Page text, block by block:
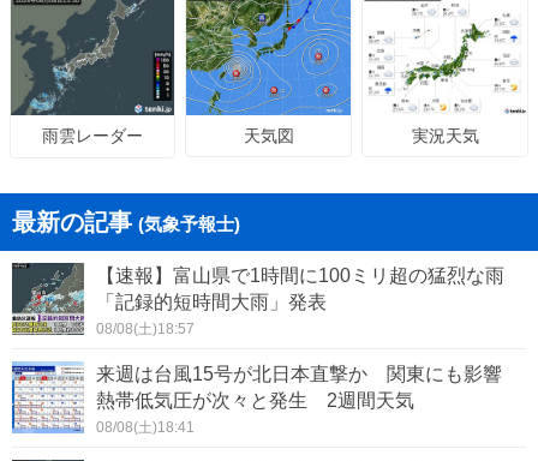
雨雲レーダー 天気図 実況天気
最新の記事 (気象予報士)
【速報】富山県で1時間に100ミリ超の猛烈な雨
「記録的短時間大雨」発表
08/08(土)18:57
来週は台風15号が北日本直撃か 関東にも影響
熱帯低気圧が次々と発生 2週間天気
08/08(土)18:41